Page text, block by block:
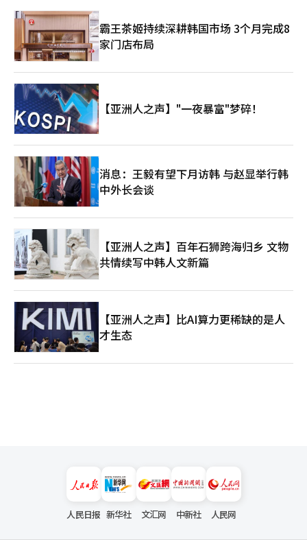
的使用表示期待，93%希望未来的旅行中能搭载AI功能。 尤其是
Booking.com自20年前建立的单一应用程序基础的一站式服
务“连接旅行（Connected Trip）”在韩国的成效显著。一次性
预订航班、住宿、活动等三个以上要素的使用率，韩国（26%）远
高于全球平均水平（17%），证明了市场的高端化。 盖雷罗总监
强调：“我们的使命不仅是吸引海外游客，更是为整个地方社区提
供可持续发展的基础。我们将积极与韩国政府及相关机构进行讨
论，将愿景变为现实。”※ 本报道经人工智能（AI）系统翻译与编
辑。
霸王茶姬持续深耕韩国市场 3个月完成8
家门店布局
【亚洲人之声】"一夜暴富"梦碎！
消息：王毅有望下月访韩 与赵显举行韩
中外长会谈
【亚洲人之声】百年石狮跨海归乡 文物
共情续写中韩人文新篇
【亚洲人之声】比AI算力更稀缺的是人
才生态
人民日报 新华社 文汇网 中新社 人民网